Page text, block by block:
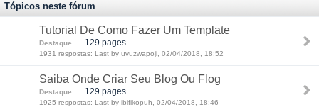
Tópicos neste fórum
Tutorial De Como Fazer Um Template
Destaque 129 pages
1931 respostas: Last by uvuzwapoji, 02/04/2018, 18:52
Saiba Onde Criar Seu Blog Ou Flog
Destaque 129 pages
1925 respostas: Last by ibifikopuh, 02/04/2018, 18:46